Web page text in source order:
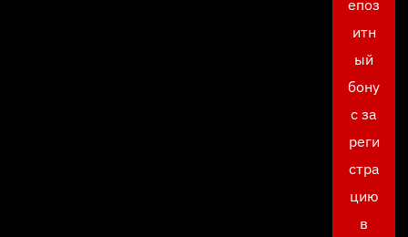
епоз
итн
ый
бону
с за
реги
стра
цию
в